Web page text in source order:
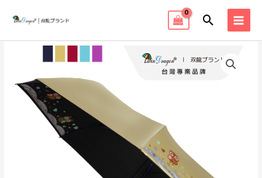
搜
尋